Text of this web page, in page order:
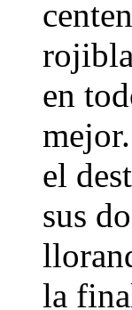
en
el
sus
la